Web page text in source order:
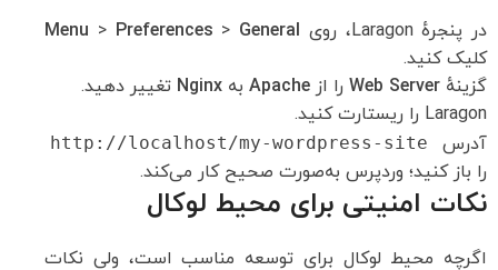
در پنجرهٔ Laragon، روی Menu > Preferences > General
کلیک کنید.
گزینهٔ Web Server را از Apache به Nginx تغییر دهید.
Laragon را ریستارت کنید.
آدرس
http://localhost/my-wordpress-site
را باز کنید؛ وردپرس به‌صورت صحیح کار می‌کند.
نکات امنیتی برای محیط لوکال
اگرچه محیط لوکال برای توسعه مناسب است، ولی نکات